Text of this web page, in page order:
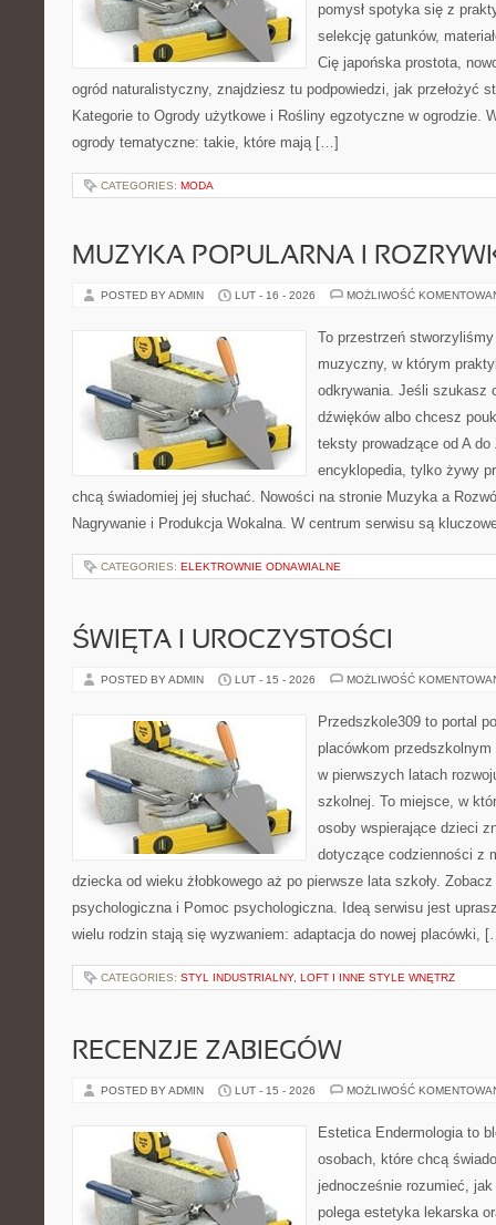
pomysł spotyka się z
selekcję gatunków,
Cię japońska prostota,
ogród naturalistyczny, znajdziesz tu podpowiedzi, jak przełożyć
Kategorie to Ogrody użytkowe i Rośliny egzotyczne w ogrodzie.
ogrody tematyczne: takie, które mają […]
CATEGORIES: MODA
MUZYKA POPULARNA I
POSTED BY ADMIN LUT - 16 - 2026 MOŻLIWOŚĆ
To przestrzeń
muzyczny, w którym
odkrywania. Jeśli szukasz
dźwięków albo chcesz
teksty prowadzące od A
encyklopedia, tylko żywy
chcą świadomiej jej słuchać. Nowości na stronie Muzyka a
Nagrywanie i Produkcja Wokalna. W centrum serwisu są
CATEGORIES: ELEKTROWNIE ODNAWIALNE
ŚWIĘTA I UROCZYSTOŚCI
POSTED BY ADMIN LUT - 15 - 2026 MOŻLIWOŚĆ
Przedszkole309 to portal
placówkom
w pierwszych latach
szkolnej. To miejsce, w
osoby wspierające dzieci
dotyczące codzienności z
dziecka od wieku żłobkowego aż po pierwsze lata szkoły.
psychologiczna i Pomoc psychologiczna. Ideą serwisu jest
wielu rodzin stają się wyzwaniem: adaptacja do nowej placówki,
CATEGORIES: STYL INDUSTRIALNY, LOFT I INNE STYLE WNĘTRZ
RECENZJE ZABIEGÓW
POSTED BY ADMIN LUT - 15 - 2026 MOŻLIWOŚĆ
Estetica Endermologia to
osobach, które chcą
jednocześnie rozumieć,
polega estetyka lekarska